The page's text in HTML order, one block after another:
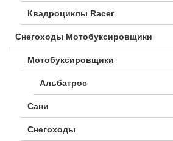
Квадроциклы Racer
Снегоходы Мотобуксировщики
Мотобуксировщики
Альбатрос
Сани
Снегоходы